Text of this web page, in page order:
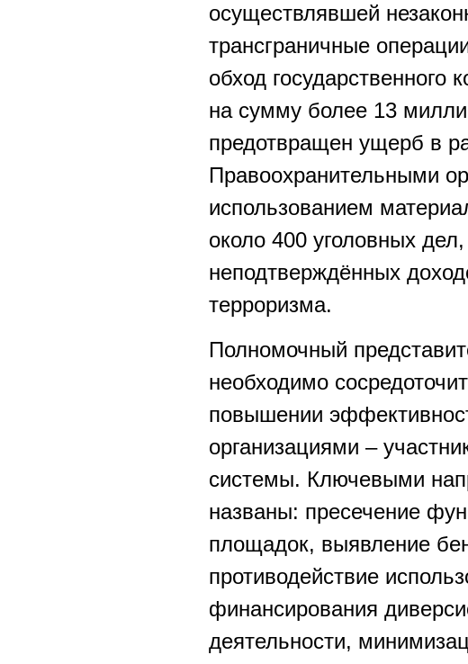
осуществлявшей
трансграничные
обход государственного
на сумму более 13
предотвращен ущерб в
Правоохранительными
использованием
около 400 уголовных
неподтверждённых
терроризма.
Полномочный
необходимо
повышении
организациями –
системы. Ключевыми
названы: пресечение
площадок, выявление
противодействие
финансирования
деятельности,